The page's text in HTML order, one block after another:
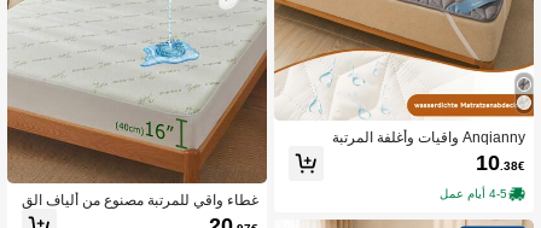
Anqianny واقيات وأغلفة المرتبة
10.38€
4-5 أيام عمل
غطاء واقي للمرتبة مصنوع من ألياف الق
صب المقاوم للماء، بقياس 16 بوصة، غط